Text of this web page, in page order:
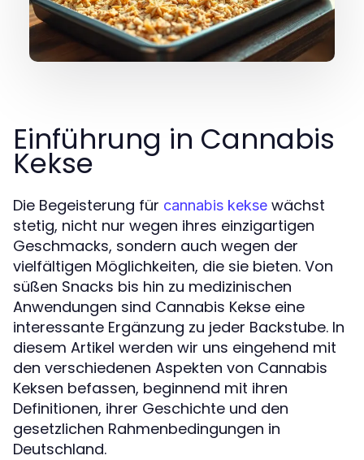
Einführung in Cannabis
Kekse
Die Begeisterung für cannabis kekse wächst
stetig, nicht nur wegen ihres einzigartigen
Geschmacks, sondern auch wegen der
vielfältigen Möglichkeiten, die sie bieten. Von
süßen Snacks bis hin zu medizinischen
Anwendungen sind Cannabis Kekse eine
interessante Ergänzung zu jeder Backstube. In
diesem Artikel werden wir uns eingehend mit
den verschiedenen Aspekten von Cannabis
Keksen befassen, beginnend mit ihren
Definitionen, ihrer Geschichte und den
gesetzlichen Rahmenbedingungen in
Deutschland.